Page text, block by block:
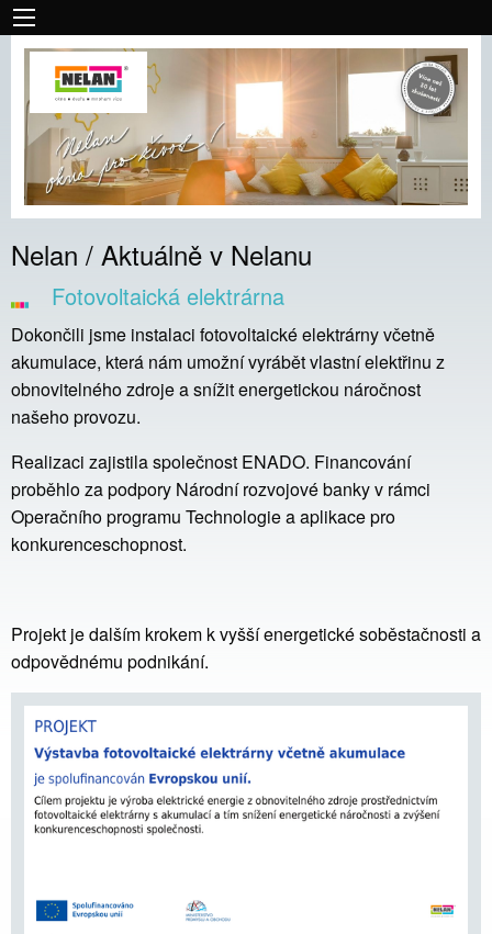
Nelan / Aktuálně v Nelanu
Fotovoltaická elektrárna
Dokončili jsme instalaci fotovoltaické elektrárny včetně
akumulace, která nám umožní vyrábět vlastní elektřinu z
obnovitelného zdroje a snížit energetickou náročnost
našeho provozu.
Realizaci zajistila společnost ENADO. Financování
proběhlo za podpory Národní rozvojové bankyv rámci
Operačního programu Technologie a aplikace pro
konkurenceschopnost.
Projekt je dalším krokem k vyšší energetické soběstačnosti a
odpovědnému podnikání.